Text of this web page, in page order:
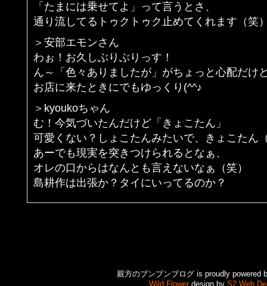
「たまには乗せてよ」って言うとさ、
通り流してるトゥクトゥク止めてくれます（笑
＞安部エモンさん
わぉ！お久しぶりぶりっす！
ん～「色々ありましたが」がちょっと心配だけ
お店に来たときにでもゆっくり(^^♪
＞kyoukoちゃん
む！今気づいたんだけど「きょこたん」
可愛くない？しょこたんみたいで、きょこたん
あーでも現実を突きつけられるとなぁ、
オレの口からはなんとも言えないなぁ（笑）
島耕作は出張か？タイにいってるのか？
親方のブンブンブログ is proudly powered
Wild Flowerdesign by S2 Web